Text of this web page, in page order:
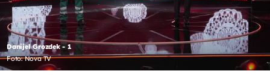
Danijel Grozdek - 1
Foto: Nova TV